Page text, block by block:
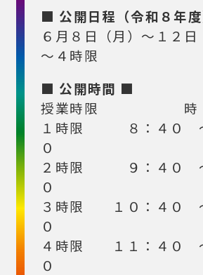
■ 公開日程（令和８年
６月８日（月）～１２
～４時限
■ 公開時間 ■
授業時限 時
１時限 ８：４０
０
２時限 ９：４０
０
３時限 １０：４０
０
４時限 １１：４０
０